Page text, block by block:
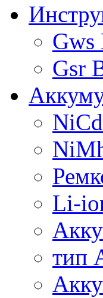
Gws
Gsr
NiCd
Li-
тип